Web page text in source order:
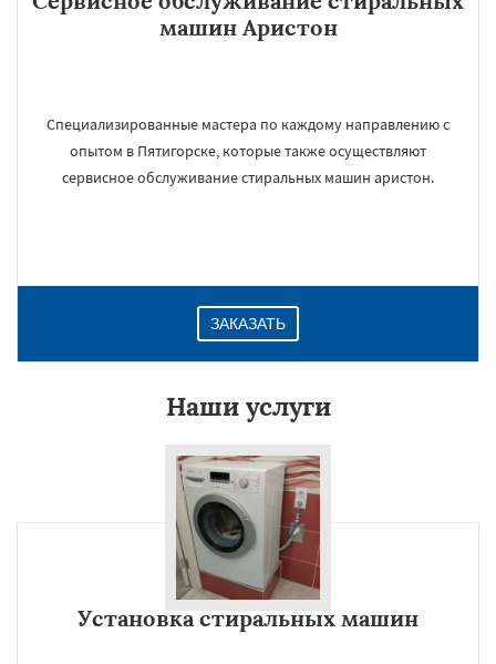
машин Аристон
Специализированные мастера по каждому направлению с
опытом в Пятигорске, которые также осуществляют
сервисное обслуживание стиральных машин аристон.
ЗАКАЗАТЬ
Наши услуги
Установка стиральных машин
Даю согласие на обработку персональных данных